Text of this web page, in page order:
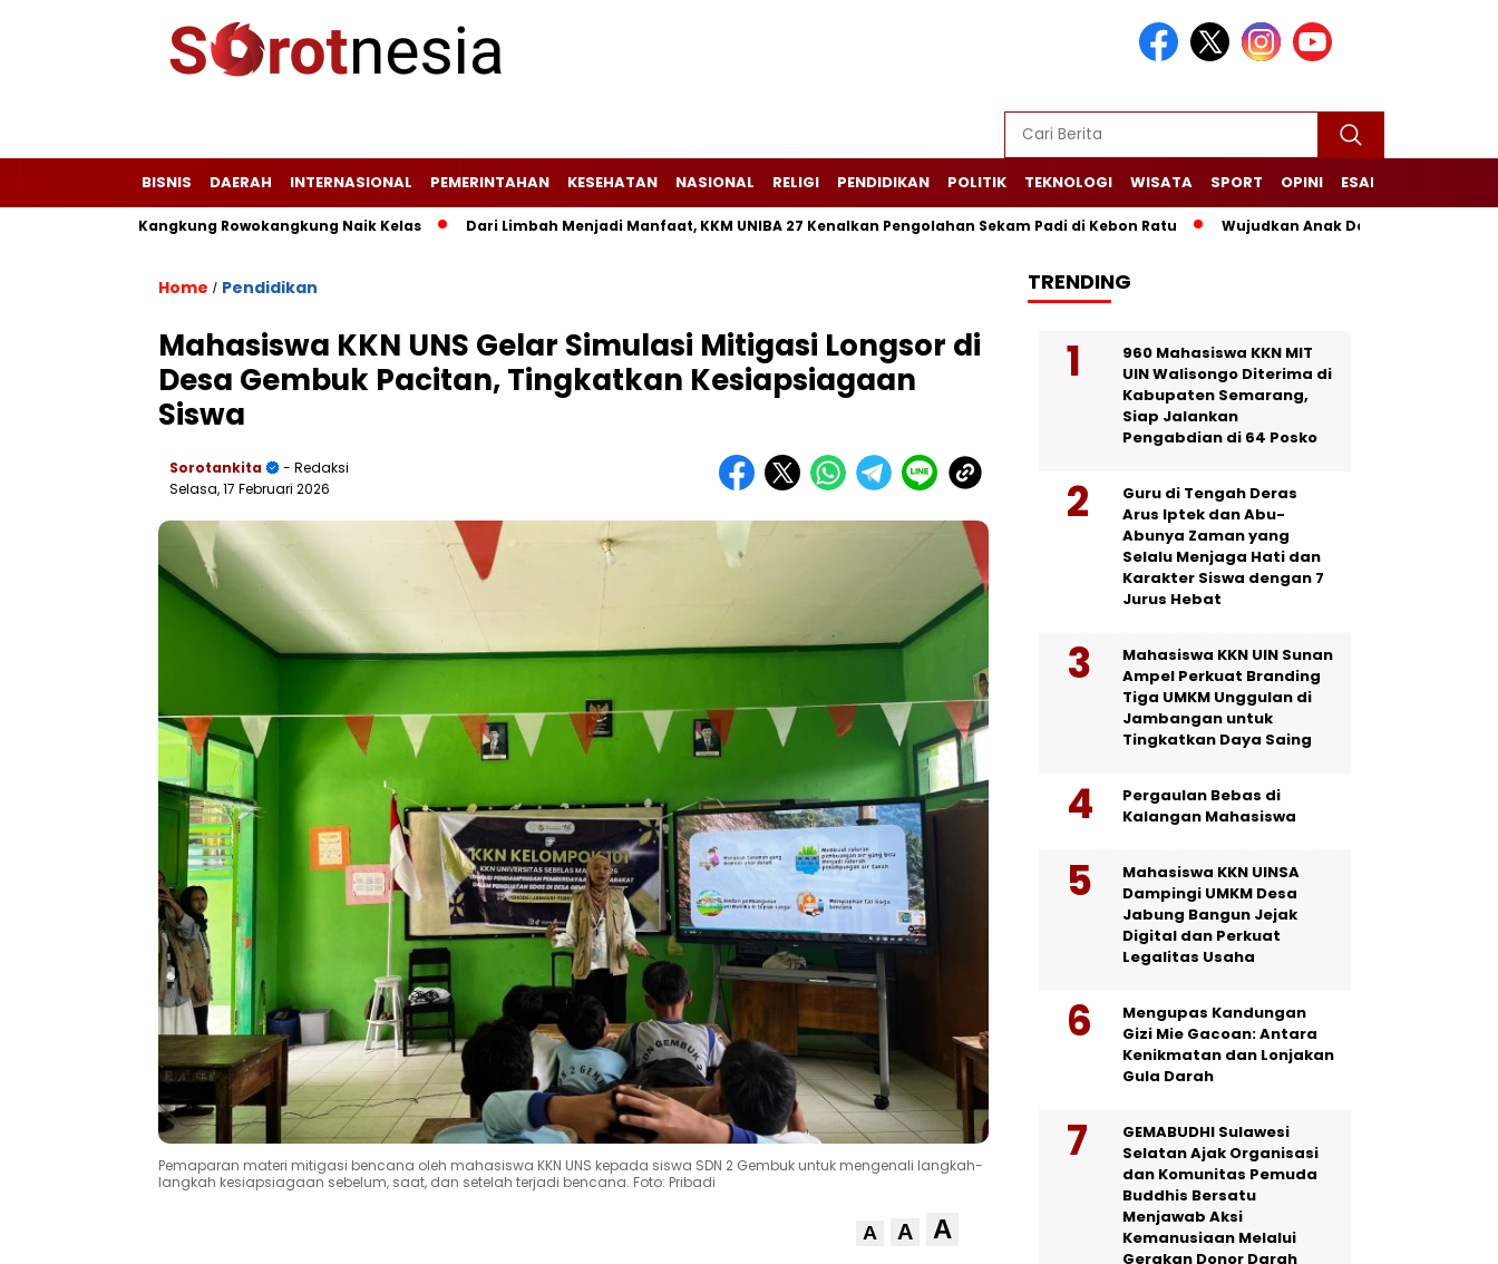
BISNIS DAERAH INTERNASIONAL PEMERINTAHAN KESEHATAN NASIONAL RELIGI PENDIDIKAN POLITIK TEKNOLOGI WISATA SPORT OPINI ESAI
dan Kangkung Rowokangkung Naik Kelas Dari Limbah Menjadi Manfaat, KKM UNIBA 27 Kenalkan Pengolahan Sekam Padi di Kebon Ratu Wujudkan Anak Desa Sehat dan Mandiri,
Home / Pendidikan
Mahasiswa KKN UNS Gelar Simulasi Mitigasi Longsor di
Desa Gembuk Pacitan, Tingkatkan Kesiapsiagaan
Siswa
Sorotankita
- Redaksi
Selasa, 17 Februari 2026
Pemaparan materi mitigasi bencana oleh mahasiswa KKN UNS kepada siswa SDN 2 Gembuk untuk mengenali langkah-
langkah kesiapsiagaan sebelum, saat, dan setelah terjadi bencana. Foto: Pribadi
A A A
TRENDING
960 Mahasiswa KKN MIT
UIN Walisongo Diterima di
Kabupaten Semarang,
Siap Jalankan
Pengabdian di 64 Posko
Guru di Tengah Deras
Arus Iptek dan Abu-
Abunya Zaman yang
Selalu Menjaga Hati dan
Karakter Siswa dengan 7
Jurus Hebat
Mahasiswa KKN UIN Sunan
Ampel Perkuat Branding
Tiga UMKM Unggulan di
Jambangan untuk
Tingkatkan Daya Saing
Pergaulan Bebas di
Kalangan Mahasiswa
Mahasiswa KKN UINSA
Dampingi UMKM Desa
Jabung Bangun Jejak
Digital dan Perkuat
Legalitas Usaha
Mengupas Kandungan
Gizi Mie Gacoan: Antara
Kenikmatan dan Lonjakan
Gula Darah
GEMABUDHI Sulawesi
Selatan Ajak Organisasi
dan Komunitas Pemuda
Buddhis Bersatu
Menjawab Aksi
Kemanusiaan Melalui
Gerakan Donor Darah